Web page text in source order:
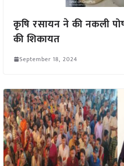
कृषि रसायन ने की नकली
की शिकायत
September 18, 2024